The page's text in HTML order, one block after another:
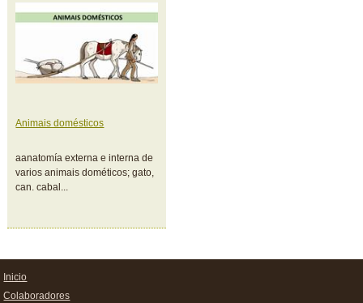
Animais domésticos
aanatomía externa e interna de
varios animais dométicos; gato,
can. cabal...
Inicio
Colaboradores